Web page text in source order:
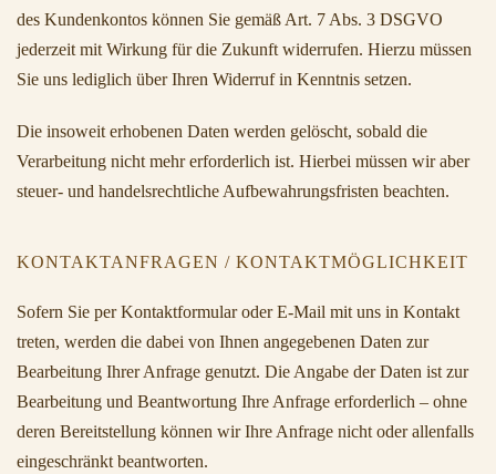
des Kundenkontos können Sie gemäß Art. 7 Abs. 3 DSGVO
jederzeit mit Wirkung für die Zukunft widerrufen. Hierzu müssen
Sie uns lediglich über Ihren Widerruf in Kenntnis setzen.
Die insoweit erhobenen Daten werden gelöscht, sobald die
Verarbeitung nicht mehr erforderlich ist. Hierbei müssen wir aber
steuer- und handelsrechtliche Aufbewahrungsfristen beachten.
KONTAKTANFRAGEN / KONTAKTMÖGLICHKEIT
Sofern Sie per Kontaktformular oder E-Mail mit uns in Kontakt
treten, werden die dabei von Ihnen angegebenen Daten zur
Bearbeitung Ihrer Anfrage genutzt. Die Angabe der Daten ist zur
Bearbeitung und Beantwortung Ihre Anfrage erforderlich – ohne
deren Bereitstellung können wir Ihre Anfrage nicht oder allenfalls
eingeschränkt beantworten.